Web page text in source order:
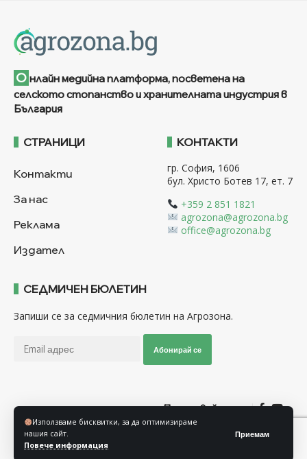
Използваме бисквитки, за да оптимизираме
нашия сайт.
Повече информация
Приемам
О нлайн медийна платформа, посветена на
селското стопанство и хранителната индустрия в
България
СТРАНИЦИ
Контакти
За нас
Реклама
Издател
КОНТАКТИ
гр. София, 1606
бул. Христо Ботев 17, ет. 7
+359 2 851 1821
agrozona@agrozona.bg
office@agrozona.bg
СЕДМИЧЕН БЮЛЕТИН
Запиши се за седмичния бюлетин на Агрозона.
Абонирай се
Последвайте ни
Общи условия
Политика за използване на “Бисквитки”